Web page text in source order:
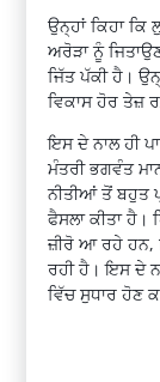
ਉਨ੍ਹਾਂ ਕਿਹਾ ਕਿ
ਅਰੋੜਾ ਨੂੰ
ਜਿੱਤ ਪੱਕੀ ਹੈ।
ਵਿਕਾਸ ਹੋਰ ਤੇਜ਼
ਇਸ ਦੇ ਨਾਲ ਹੀ
ਮੰਤਰੀ ਭਗਵੰਤ
ਨੀਤੀਆਂ ਤੋਂ ਬਹੁਤ
ਫੈਸਲਾ ਕੀਤਾ ਹੈ।
ਜ਼ੀਰੋ ਆ ਰਹੇ ਹਨ,
ਰਹੀ ਹੈ। ਇਸ ਦੇ
ਵਿੱਚ ਸੁਧਾਰ ਹੋਣ